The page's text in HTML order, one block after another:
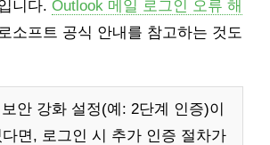
니다. Outlook 메일 로그인 오류 해
소프트 공식 안내를 참고하는 것도
안 강화 설정(예: 2단계 인증)이
면, 로그인 시 추가 인증 절차가